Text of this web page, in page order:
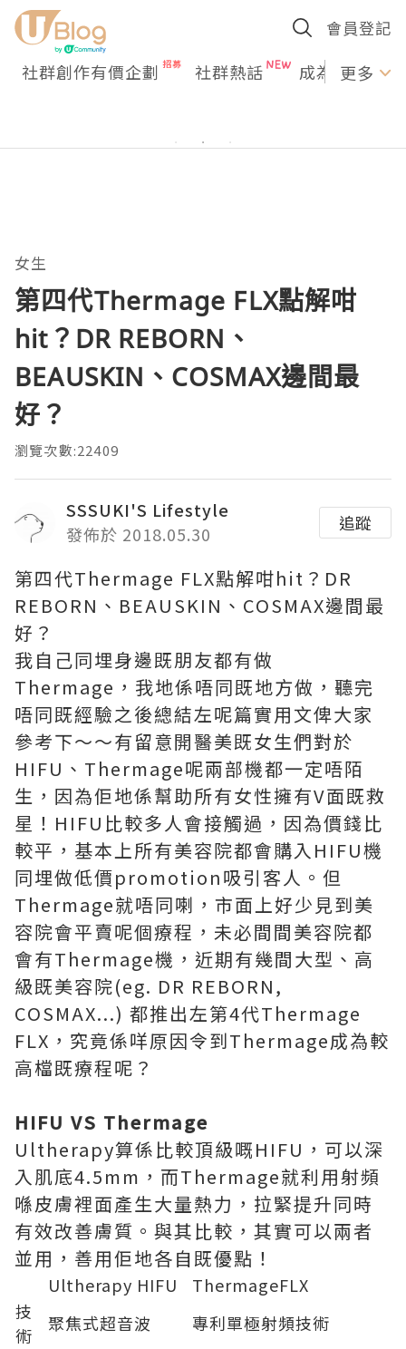
會員登記
社群創作有價企劃 社群熱話 成為U更多
女生
第四代Thermage FLX點解咁
hit？DR REBORN、
BEAUSKIN、COSMAX邊間最
好？
瀏覽次數:22409
SSSUKI'S Lifestyle
發佈於 2018.05.30
追蹤
第四代Thermage FLX點解咁hit？DR
REBORN、BEAUSKIN、COSMAX邊間最
好？
我自己同埋身邊既朋友都有做
Thermage，我地係唔同既地方做，聽完
唔同既經驗之後總結左呢篇實用文俾大家
參考下～～有留意開醫美既女生們對於
HIFU、Thermage呢兩部機都一定唔陌
生，因為佢地係幫助所有女性擁有V面既救
星！HIFU比較多人會接觸過，因為價錢比
較平，基本上所有美容院都會購入HIFU機
同埋做低價promotion吸引客人。但
Thermage就唔同喇，市面上好少見到美
容院會平賣呢個療程，未必間間美容院都
會有Thermage機，近期有幾間大型、高
級既美容院(eg. DR REBORN,
COSMAX...) 都推出左第4代Thermage
FLX，究竟係咩原因令到Thermage成為較
高檔既療程呢？
HIFU VS Thermage
Ultherapy算係比較頂級嘅HIFU，可以深
入肌底4.5mm，而Thermage就利用射頻
喺皮膚裡面產生大量熱力，拉緊提升同時
有效改善膚質。 與其比較，其實可以兩者
並用，善用佢地各自既優點！
Ultherapy HIFU
ThermageFLX
技
術
聚焦式超音波
專利單極射頻技術